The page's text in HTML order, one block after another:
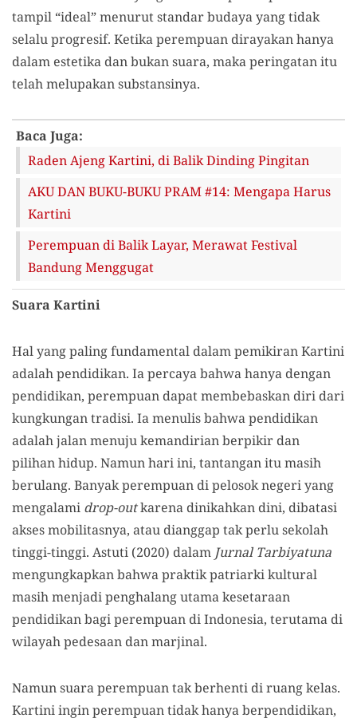
tampil “ideal” menurut standar budaya yang tidak
selalu progresif. Ketika perempuan dirayakan hanya
dalam estetika dan bukan suara, maka peringatan itu
telah melupakan substansinya.
Baca Juga:
Raden Ajeng Kartini, di Balik Dinding Pingitan
AKU DAN BUKU-BUKU PRAM #14: Mengapa Harus
Kartini
Perempuan di Balik Layar, Merawat Festival
Bandung Menggugat
Suara Kartini
Hal yang paling fundamental dalam pemikiran Kartini
adalah pendidikan. Ia percaya bahwa hanya dengan
pendidikan, perempuan dapat membebaskan diri dari
kungkungan tradisi. Ia menulis bahwa pendidikan
adalah jalan menuju kemandirian berpikir dan
pilihan hidup. Namun hari ini, tantangan itu masih
berulang. Banyak perempuan di pelosok negeri yang
mengalami drop-outkarena dinikahkan dini, dibatasi
akses mobilitasnya, atau dianggap tak perlu sekolah
tinggi-tinggi. Astuti (2020) dalam Jurnal Tarbiyatuna
mengungkapkan bahwa praktik patriarki kultural
masih menjadi penghalang utama kesetaraan
pendidikan bagi perempuan di Indonesia, terutama di
wilayah pedesaan dan marjinal.
Namun suara perempuan tak berhenti di ruang kelas.
Kartini ingin perempuan tidak hanya berpendidikan,